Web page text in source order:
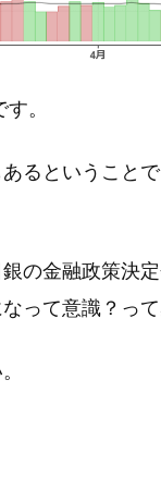
。
るということ
の金融政策決
って意識？って